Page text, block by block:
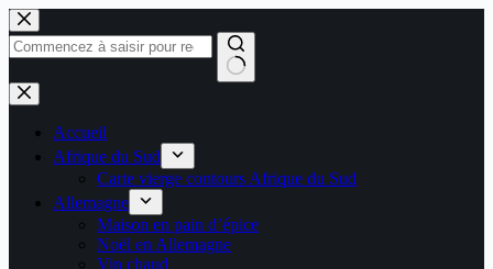
Passer
au
contenu
Aucun
résultat
Accueil
Afrique du Sud
Carte vierge contours Afrique du Sud
Allemagne
Maison en pain d’épice
Noël en Allemagne
Vin chaud